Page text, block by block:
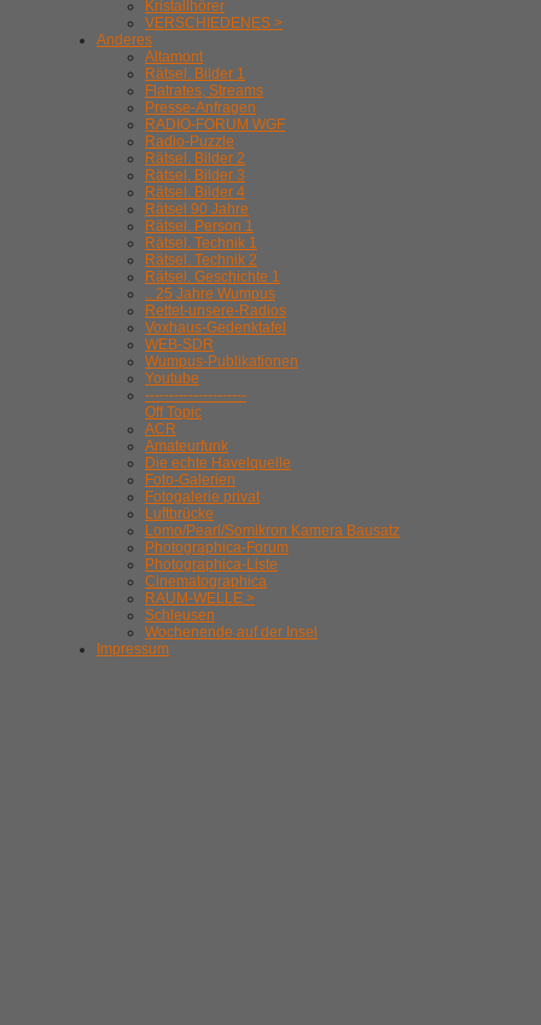
Kristallhörer
VERSCHIEDENES >
Anderes
Altamont
Rätsel. Bilder 1
Flatrates, Streams
Presse-Anfragen
RADIO-FORUM WGF
Radio-Puzzle
Rätsel. Bilder 2
Rätsel. Bilder 3
Rätsel. Bilder 4
Rätsel 90 Jahre
Rätsel. Person 1
Rätsel. Technik 1
Rätsel. Technik 2
Rätsel. Geschichte 1
.. 25 Jahre Wumpus
Rettet-unsere-Radios
Voxhaus-Gedenktafel
WEB-SDR
Wumpus-Publikationen
Youtube
---------------------
Off Topic
ACR
Amateurfunk
Die echte Havelquelle
Foto-Galerien
Fotogalerie privat
Luftbrücke
Lomo/Pearl/Somikron Kamera Bausatz
Photographica-Forum
Photographica-Liste
Cinematographica
RAUM-WELLE >
Schleusen
Wochenende auf der Insel
Impressum